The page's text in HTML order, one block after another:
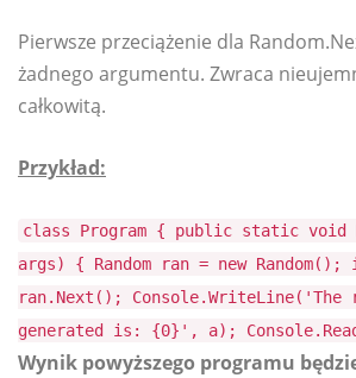
Pierwsze przeciążenie dla
żadnego argumentu. Zwraca
całkowitą.
Przykład:
class Program { public static void
args) { Random ran = new
ran.Next(); Console.WriteLine('The
generated is: {0}', a);
Wynik powyższego programu